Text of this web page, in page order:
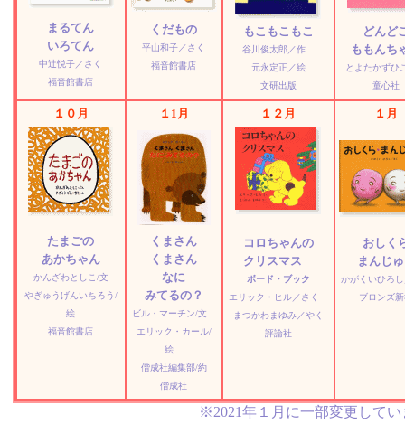
まるてん
いろてん
中辻悦子／さく
福音館書店
くだもの
平山和子／さく
福音館書店
もこもこもこ
谷川俊太郎／作
元永定正／絵
文研出版
どんど
ももんち
とよたかずひ
童心社
１０月
たまごの
あかちゃん
かんざわとしこ/文
やぎゅうげんいちろう/
絵
福音館書店
１1月
くまさん
くまさん
なに
みてるの？
ビル・マーチン/文
エリック・カール/
絵
偕成社編集部/約
偕成社
１２月
コロちゃんの
クリスマス
ボード・ブック
エリック・ヒル／さく
まつかわまゆみ／やく
評論社
１月
おしく
まんじ
かがくいひろ
ブロンズ
※2021年１月に一部変更してい